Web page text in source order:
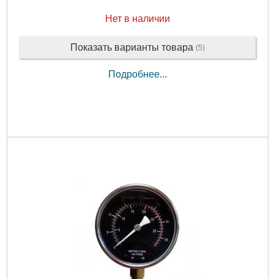
Нет в наличии
Показать варианты товара (5)
Подробнее...